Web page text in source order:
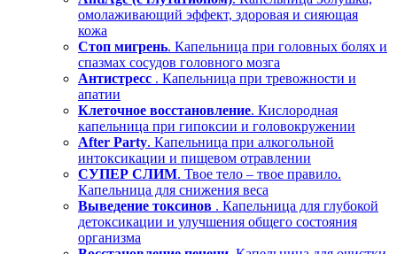
омолаживающий эффект, здоровая и сияющая
кожа
Стоп мигрень. Капельница при головных болях и
спазмах сосудов головного мозга
Антистресс . Капельница при тревожности и
апатии
Клеточное восстановление. Кислородная
капельница при гипоксии и головокружении
After Party. Капельница при алкогольной
интоксикации и пищевом отравлении
СУПЕР СЛИМ. Твое тело – твое правило.
Капельница для снижения веса
Выведение токсинов . Капельница для глубокой
детоксикации и улучшения общего состояния
организма